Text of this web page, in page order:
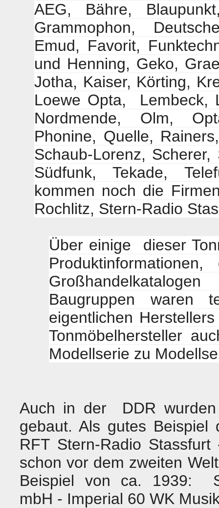
AEG, Bähre,
Grammophon,
Emud, Favorit,
und Henning, Geko,
Jotha, Kaiser, Körting,
Loewe Opta, Lembeck,
Nordmende, Olm,
Phonine, Quelle,
Schaub-Lorenz,
Südfunk, Tekade,
kommen noch die
Rochlitz, Stern-Radio
Über einige dieser
Baugruppen waren
eigentlichen
Tonmöbelhersteller
Modellserie zu
Auch in der DDR wurden
gebaut. Als gutes
RFT Stern-Radio
schon vor dem zweiten
Beispiel von ca. 1939:
mbH - Imperial 60 WK